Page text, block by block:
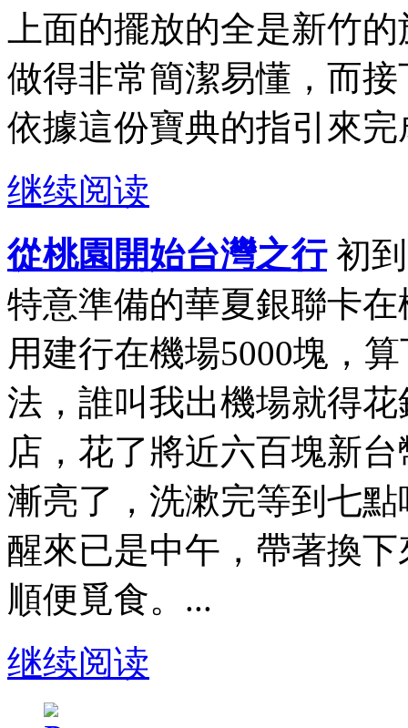
上面的擺放的全是新竹
做得非常簡潔易懂，而
依據這份寶典的指引來完
继续阅读
從桃園開始台灣之行初到
特意準備的華夏銀聯卡
用建行在機場5000塊，
法，誰叫我出機場就得
店，花了將近六百塊新
漸亮了，洗漱完等到七
醒來已是中午，帶著換
順便覓食。...
继续阅读